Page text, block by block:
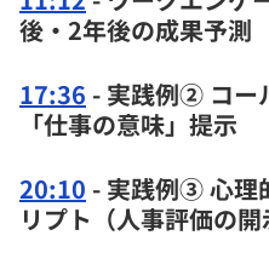
後・2年後の成果予測
17:36 - 実践例② コー
「仕事の意味」提示
20:10 - 実践例③ 心理
リプト（人事評価の開